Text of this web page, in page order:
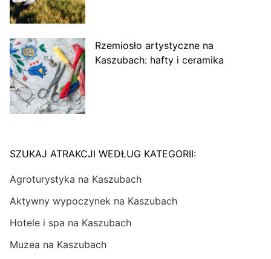
Rzemiosło artystyczne na
Kaszubach: hafty i ceramika
SZUKAJ ATRAKCJI WEDŁUG KATEGORII:
Agroturystyka na Kaszubach
Aktywny wypoczynek na Kaszubach
Hotele i spa na Kaszubach
Muzea na Kaszubach